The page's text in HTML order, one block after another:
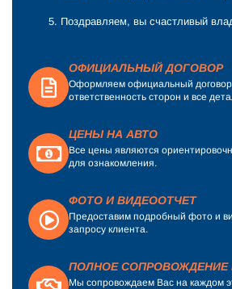
Поздравляем, вы счастливый
ОФИЦИАЛЬНЫЙ ДОГОВОР
Оформляем официальный
ответственность сторон и все
ЦЕНЫ НА АВТО
Все цены являются
для ознакомления.
ФОТО И ВИДЕООТЧЕТ
Предоставим подробный фото и
запросу клиента.
ПОЛНОЕ СОПРОВОЖДЕНИЕ
Мы сопровождаем Вас на каждом